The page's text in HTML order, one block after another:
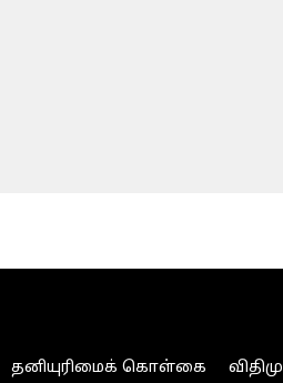
தனியுரிமைக் கொள்கை